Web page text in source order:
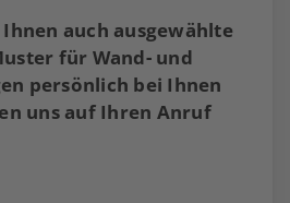
auch ausgewählte
für Wand- und
persönlich bei Ihnen
uns auf Ihren Anruf